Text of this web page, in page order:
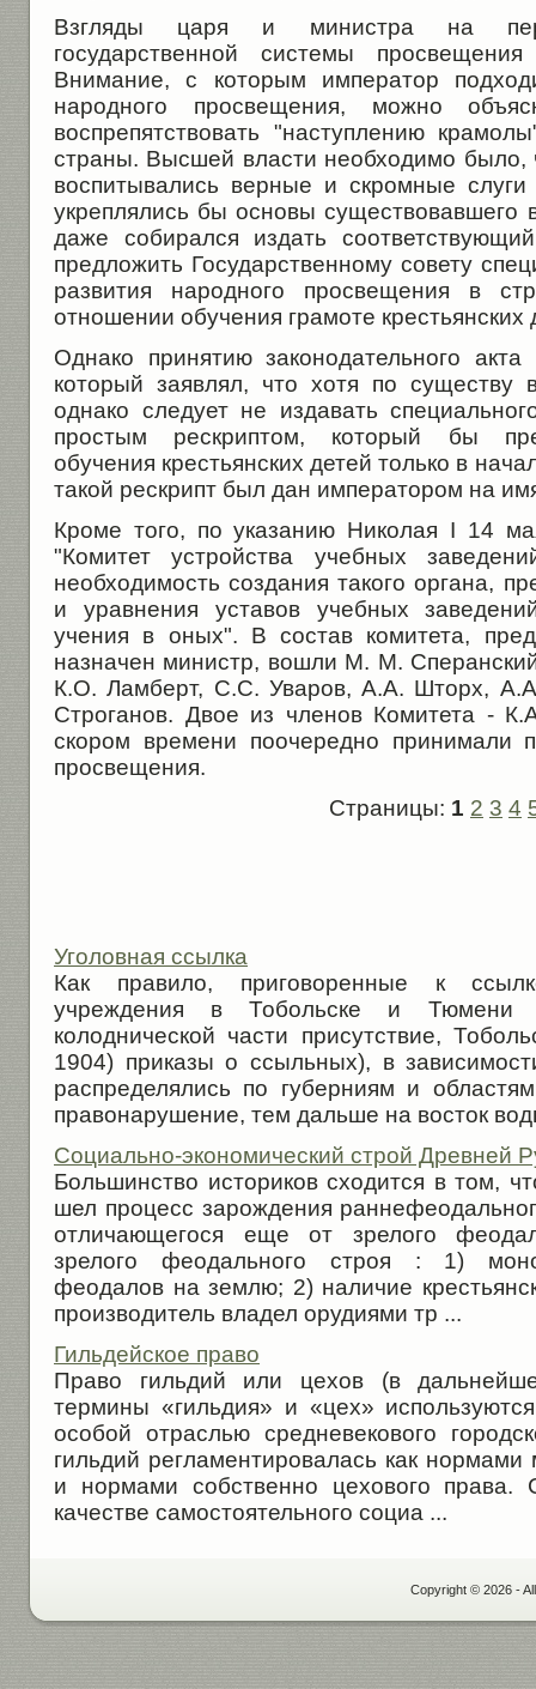
Взгляды царя и министра на
государственной системы
Внимание, с которым император
народного просвещения, можно
воспрепятствовать "наступлению
страны. Высшей власти необходимо было,
воспитывались верные и скромные слуги
укреплялись бы основы существовавшего
даже собирался издать
предложить Государственному совету
развития народного просвещения в
отношении обучения грамоте крестьянских
Однако принятию законодательного
который заявлял, что хотя по существу
однако следует не издавать
простым рескриптом, который бы
обучения крестьянских детей только в
такой рескрипт был дан императором на
Кроме того, по указанию Николая I 14
"Комитет устройства учебных
необходимость создания такого органа,
и уравнения уставов учебных
учения в оных". В состав комитета,
назначен министр, вошли М. М.
К.О. Ламберт, С.С. Уваров, А.А. Шторх,
Строганов. Двое из членов Комитета -
скором времени поочередно принимали
просвещения.
Страницы: 1 2 3 4
Уголовная ссылка
Как правило, приговоренные к
учреждения в Тобольске и Тюмени
колоднической части присутствие,
1904) приказы о ссыльных), в
распределялись по губерниям и
правонарушение, тем дальше на восток
Социально-экономический строй Древней
Большинство историков сходится в том,
шел процесс зарождения
отличающегося еще от зрелого
зрелого феодального строя : 1)
феодалов на землю; 2) наличие
производитель владел орудиями тр ...
Гильдейское право
Право гильдий или цехов (в
термины «гильдия» и «цех»
особой отраслью средневекового
гильдий регламентировалась как нормами
и нормами собственно цехового права.
качестве самостоятельного социа ...
Copyright © 2026 -